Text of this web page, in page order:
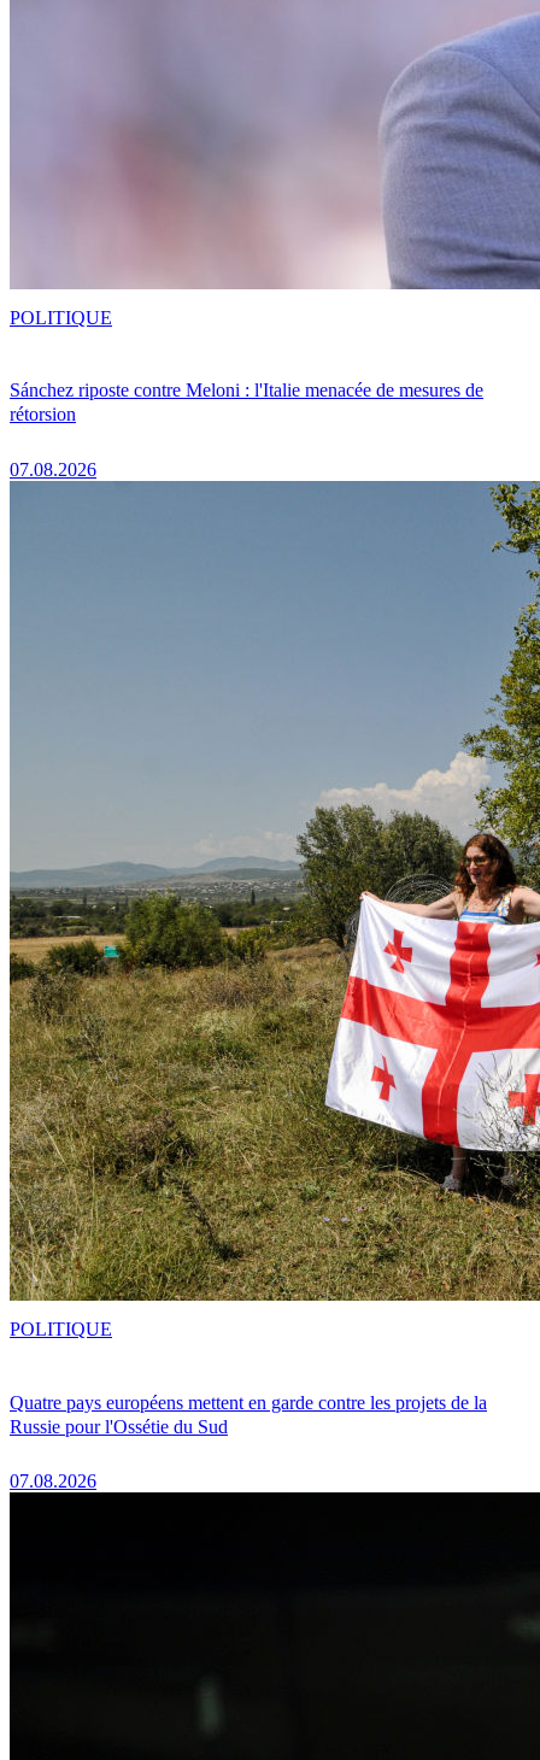
Sánchez riposte contre Meloni : l'Italie menacée de mesures de
rétorsion
07.08.2026
POLITIQUE
Quatre pays européens mettent en garde contre les projets de la
Russie pour l'Ossétie du Sud
07.08.2026
POLITIQUE